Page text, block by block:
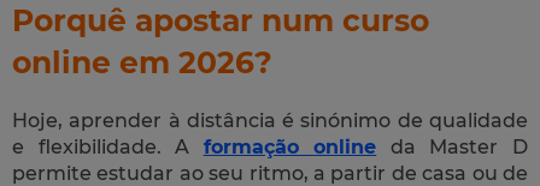
Porquê apostar num curso
online em 2026?
Hoje, aprender à distância é sinónimo de qualidade
e flexibilidade. A formação online da Master D
permite estudar ao seu ritmo, a partir de casa ou de